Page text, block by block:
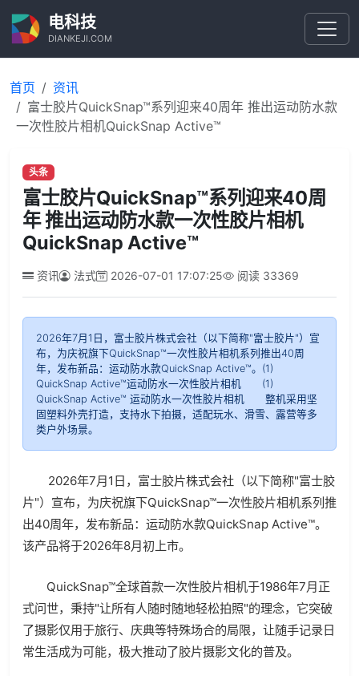
电科技
DIANKEJI.COM
首页
资讯
富士胶片QuickSnap™系列迎来40周年 推出运动防水款
一次性胶片相机QuickSnap Active™
头条
富士胶片QuickSnap™系列迎来40周
年 推出运动防水款一次性胶片相机
QuickSnap Active™
资讯 法式 2026-07-01 17:07:25 阅读 33369
2026年7月1日，富士胶片株式会社（以下简称"富士胶片"）宣
布，为庆祝旗下QuickSnap™一次性胶片相机系列推出40周
年，发布新品：运动防水款QuickSnap Active™。(1)
QuickSnap Active™运动防水一次性胶片相机 (1)
QuickSnap Active™ 运动防水一次性胶片相机 整机采用坚
固塑料外壳打造，支持水下拍摄，适配玩水、滑雪、露营等多
类户外场景。
2026年7月1日，富士胶片株式会社（以下简称"富士胶
片"）宣布，为庆祝旗下QuickSnap™一次性胶片相机系列推
出40周年，发布新品：运动防水款QuickSnap Active™。
该产品将于2026年8月初上市。
QuickSnap™全球首款一次性胶片相机于1986年7月正
式问世，秉持"让所有人随时随地轻松拍照"的理念，它突破
了摄影仅用于旅行、庆典等特殊场合的局限，让随手记录日
常生活成为可能，极大推动了胶片摄影文化的普及。